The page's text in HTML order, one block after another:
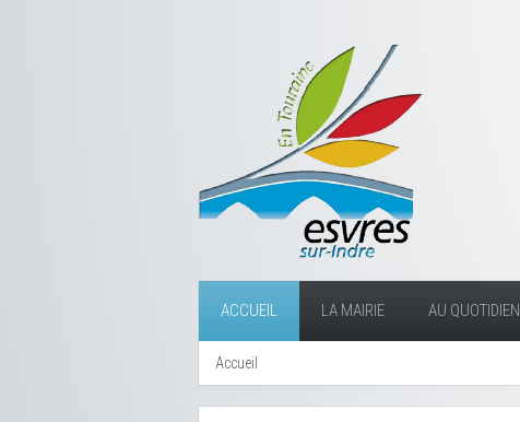
ACCUEIL LA MAIRIE AU QUOTIDIEN
Accueil